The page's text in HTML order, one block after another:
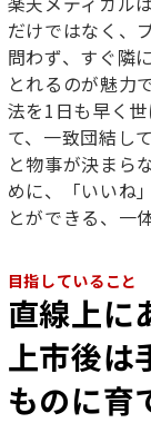
だけではなく、
問わず、すぐ隣
とれるのが魅力
法を1日も早く
て、一致団結し
と物事が決まら
めに、「いいね
とができる、一
目指していること
直線上に
上市後は
ものに育